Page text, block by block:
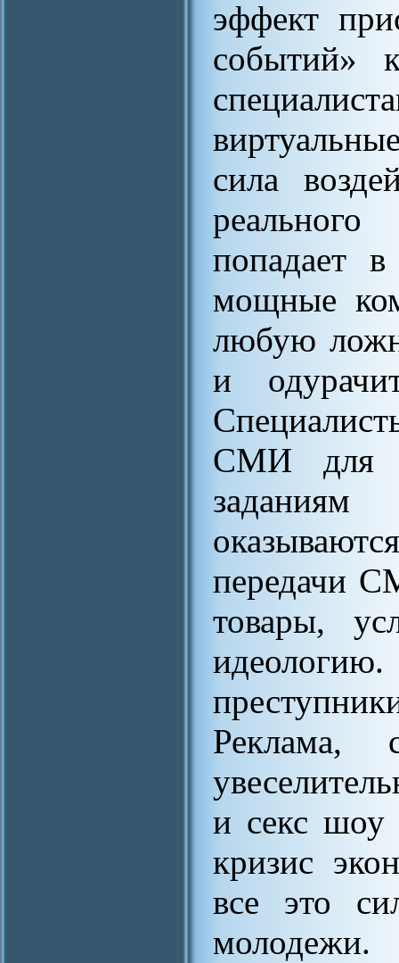
эффект
событий»
сила
попадает
мощные
любую
и
СМИ для
передачи
товары,
Реклама,
и секс шоу
кризис
все это
молодежи.